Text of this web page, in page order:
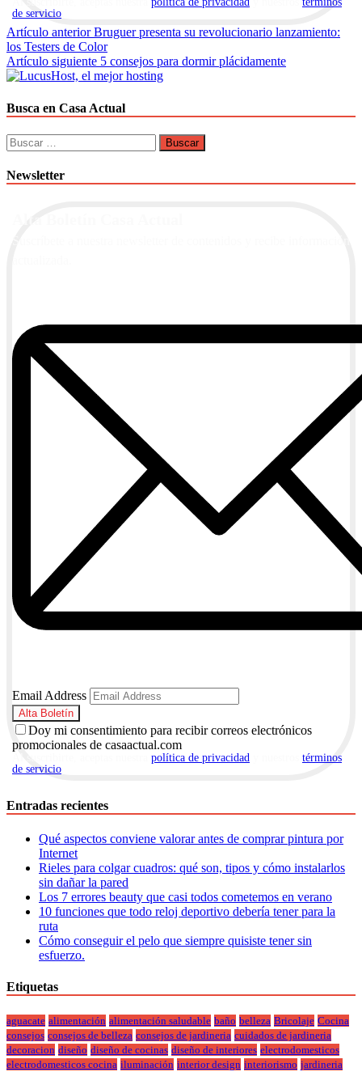
de servicio
Navegación
de
entradas
Artículo anterior Bruguer presenta su revolucionario lanzamiento:
los Testers de Color
Artículo siguiente 5 consejos para dormir plácidamente
Busca en Casa Actual
Buscar:
Newsletter
Email Address
Doy mi consentimiento para recibir correos electrónicos
promocionales de casaactual.com
política de privacidad
términos
de servicio
Entradas recientes
Qué aspectos conviene valorar antes de comprar pintura por
Internet
Rieles para colgar cuadros: qué son, tipos y cómo instalarlos
sin dañar la pared
Los 7 errores beauty que casi todos cometemos en verano
10 funciones que todo reloj deportivo debería tener para la
ruta
Cómo conseguir el pelo que siempre quisiste tener sin
esfuerzo.
Etiquetas
aguacate alimentación alimentación saludable baño belleza Bricolaje Cocina
consejos consejos de belleza consejos de jardineria cuidados de jardineria
decoracion diseño diseño de cocinas diseño de interiores electrodomesticos
electrodomesticos cocina iluminación interior design interiorismo jardineria